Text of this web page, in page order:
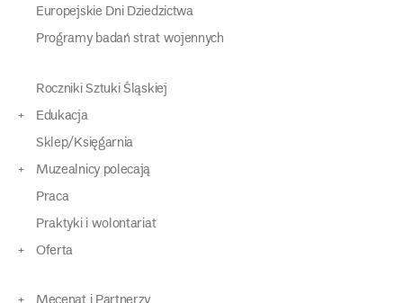
Europejskie Dni Dziedzictwa
Programy badań strat wojennych
Roczniki Sztuki Śląskiej
Edukacja
Sklep/Księgarnia
Muzealnicy polecają
Praca
Praktyki i wolontariat
Oferta